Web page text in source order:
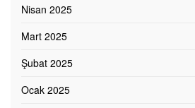
Nisan 2025
Mart 2025
Şubat 2025
Ocak 2025